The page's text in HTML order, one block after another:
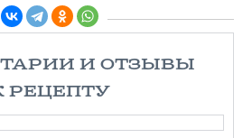
И ОТЗЫВЫ
РЕЦЕПТУ